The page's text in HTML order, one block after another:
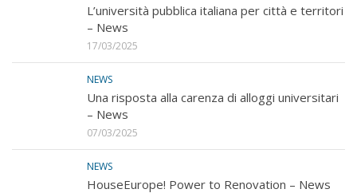
L’università pubblica italiana per città e territori
– News
17/03/2025
NEWS
Una risposta alla carenza di alloggi universitari
– News
07/03/2025
NEWS
HouseEurope! Power to Renovation – News